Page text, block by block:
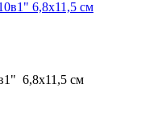
6,8х11,5 см